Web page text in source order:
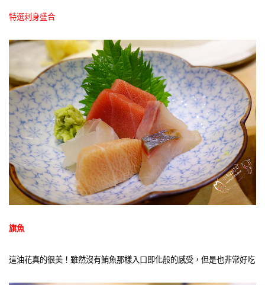
特選刺身盛合
旗魚
這油花真的很美！雖然沒有鮪魚那樣入口即化般的感受，但是也非常好吃